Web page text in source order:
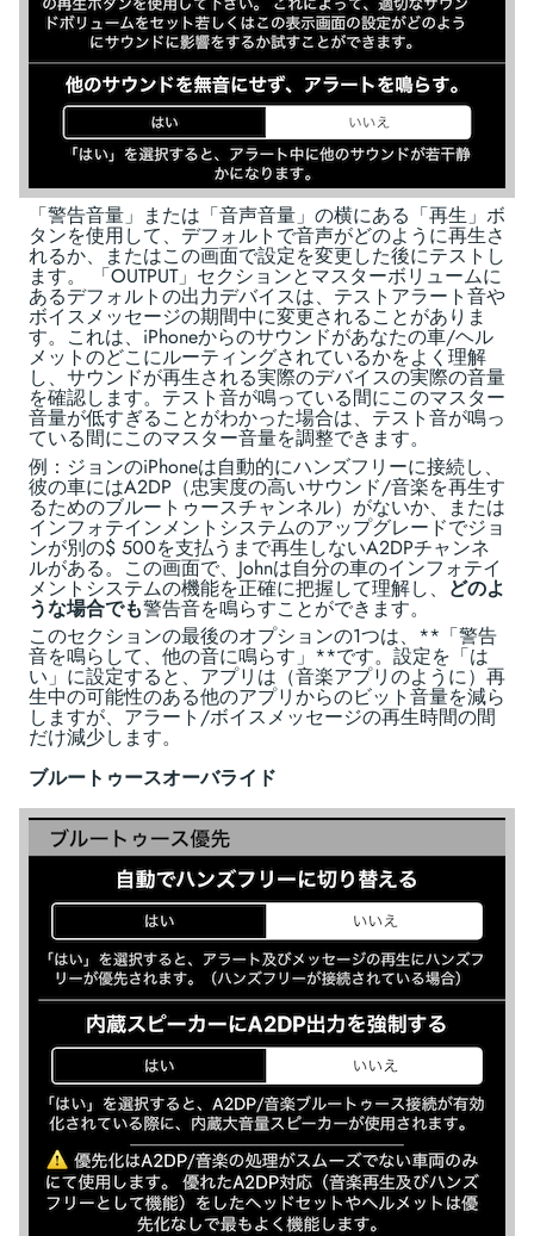
「警告音量」または「音声音量」の横にある「再生」ボ
タンを使用して、デフォルトで音声がどのように再生さ
れるか、またはこの画面で設定を変更した後にテストし
ます。 「OUTPUT」セクションとマスターボリュームに
あるデフォルトの出力デバイスは、テストアラート音や
ボイスメッセージの期間中に変更されることがありま
す。これは、iPhoneからのサウンドがあなたの車/ヘル
メットのどこにルーティングされているかをよく理解
し、サウンドが再生される実際のデバイスの実際の音量
を確認します。テスト音が鳴っている間にこのマスター
音量が低すぎることがわかった場合は、テスト音が鳴っ
ている間にこのマスター音量を調整できます。
例：ジョンのiPhoneは自動的にハンズフリーに接続し、
彼の車にはA2DP（忠実度の高いサウンド/音楽を再生す
るためのブルートゥースチャンネル）がないか、または
インフォテインメントシステムのアップグレードでジョ
ンが別の$ 500を支払うまで再生しないA2DPチャンネ
ルがある。この画面で、Johnは自分の車のインフォテイ
メントシステムの機能を正確に把握して理解し、 どのよ
うな場合でも警告音を鳴らすことができます。
このセクションの最後のオプションの1つは、**「警告
音を鳴らして、他の音に鳴らす」**です。設定を「は
い」に設定すると、アプリは（音楽アプリのように）再
生中の可能性のある他のアプリからのビット音量を減ら
しますが、アラート/ボイスメッセージの再生時間の間
だけ減少します。
ブルートゥースオーバライド